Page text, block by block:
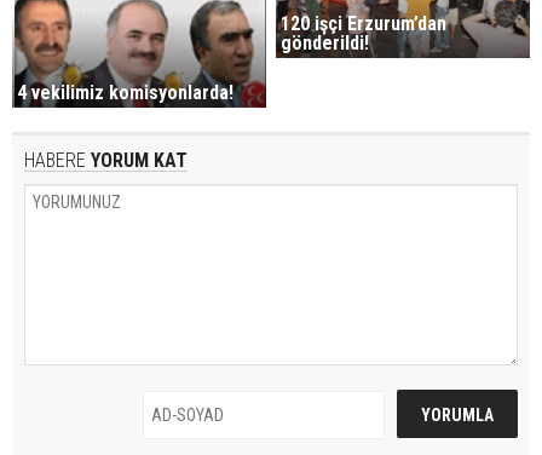
4 vekilimiz komisyonlarda!
120 işçi Erzurum’dan
gönderildi!
HABERE YORUM KAT